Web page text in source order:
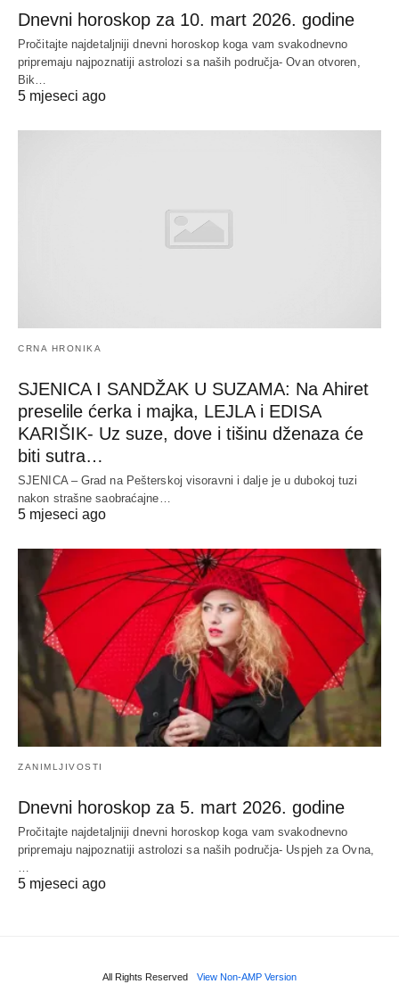
Dnevni horoskop za 10. mart 2026. godine
Pročitajte najdetaljniji dnevni horoskop koga vam svakodnevno
pripremaju najpoznatiji astrolozi sa naših područja- Ovan otvoren,
Bik…
5 mjeseci ago
CRNA HRONIKA
SJENICA I SANDŽAK U SUZAMA: Na Ahiret
preselile ćerka i majka, LEJLA i EDISA
KARIŠIK- Uz suze, dove i tišinu dženaza će
biti sutra…
SJENICA – Grad na Pešterskoj visoravni i dalje je u dubokoj tuzi
nakon strašne saobraćajne…
5 mjeseci ago
ZANIMLJIVOSTI
Dnevni horoskop za 5. mart 2026. godine
Pročitajte najdetaljniji dnevni horoskop koga vam svakodnevno
pripremaju najpoznatiji astrolozi sa naših područja- Uspjeh za Ovna,
5 mjeseci ago
All Rights Reserved View Non-AMP Version